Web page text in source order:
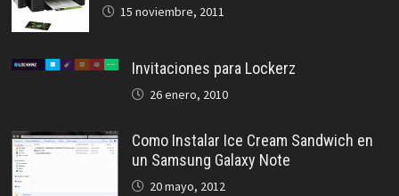
15 noviembre, 2011
Invitaciones para Lockerz
26 enero, 2010
Como Instalar Ice Cream Sandwich en
un Samsung Galaxy Note
20 mayo, 2012